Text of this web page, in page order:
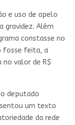
e uso de apelo
gravidez. Além
constasse no
fosse feita, a
valor de R$
deputado
um texto
da rede